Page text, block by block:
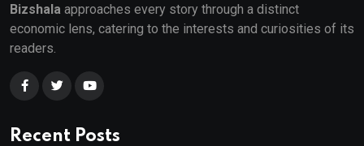
Bizshala approaches every story through a distinct
economic lens, catering to the interests and curiosities of its
readers.
Recent Posts